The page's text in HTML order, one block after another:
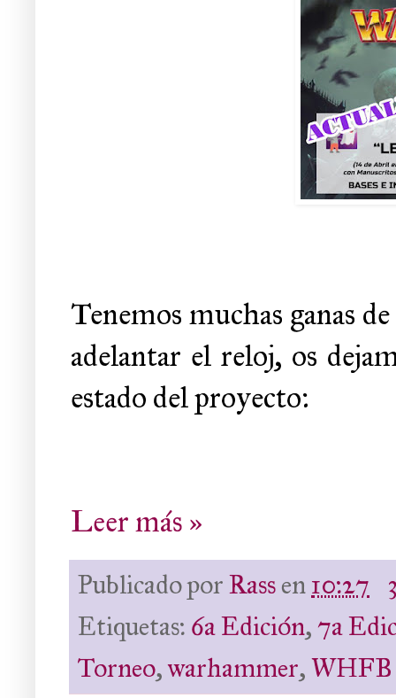
Tenemos muchas ganas
adelantar el reloj, os
estado del proyecto:
Leer más »
Publicado porRassen10:27
Etiquetas: 6a Edición, 7a
Torneo,warhammer,WHFB